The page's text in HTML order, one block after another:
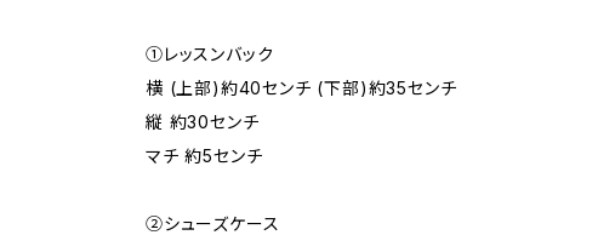
①レッスンバック
横 (上部)約40センチ (下部)約35センチ
縦 約30センチ
マチ 約5センチ
②シューズケース